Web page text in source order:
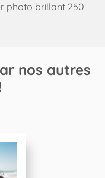
photo brillant 250
nos autres